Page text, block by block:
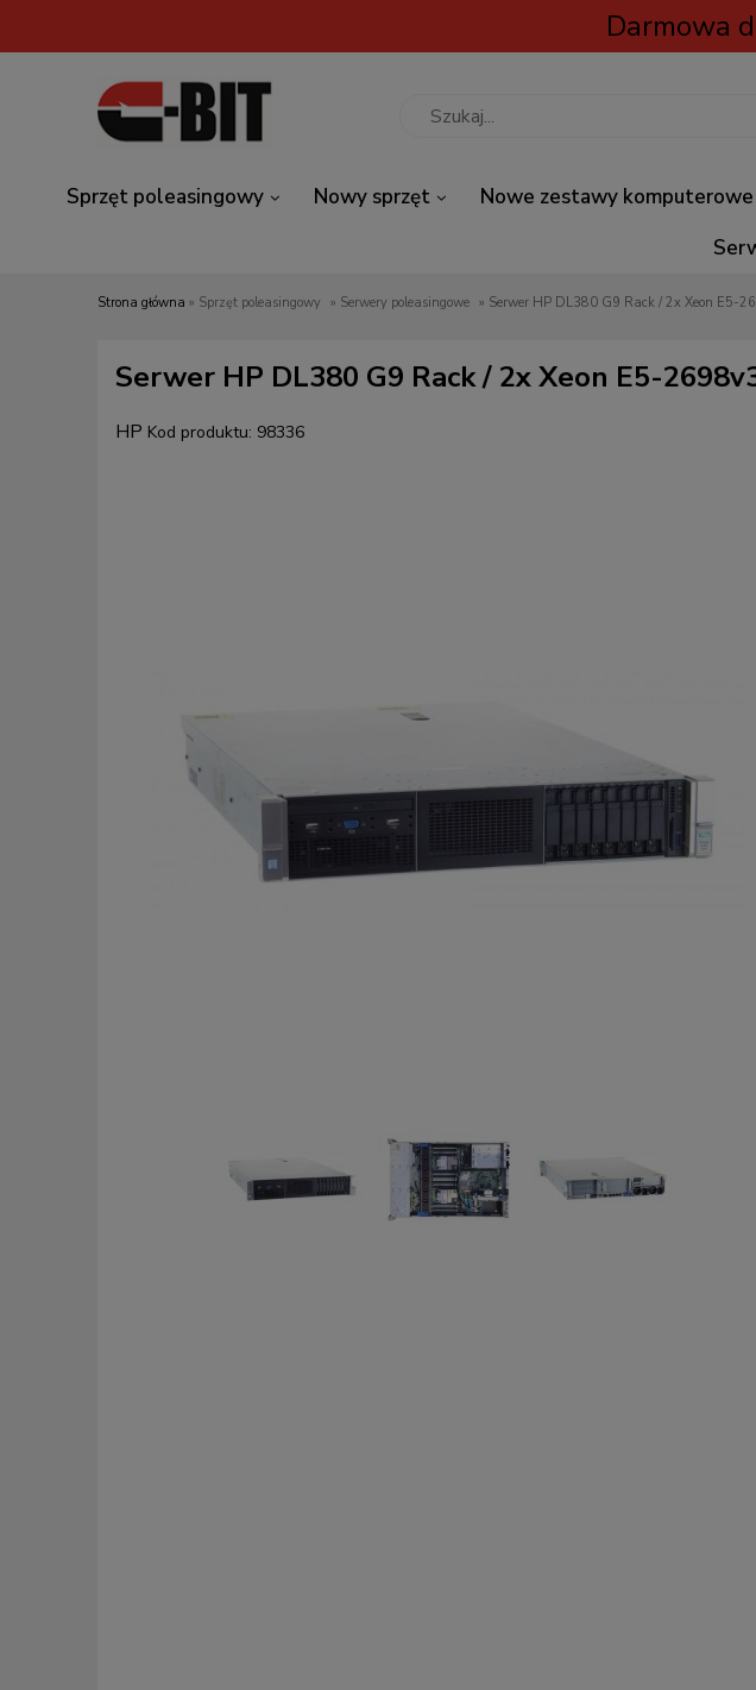
Darmowa
Sprzęt poleasingowy Nowy sprzęt Nowe zestawy komputerowe
Strona główna » Sprzęt poleasingowy » Serwery poleasingowe » Serwer HP DL380 G9 Rack / 2x Xeon E5-
Serwer HP DL380 G9 Rack / 2x Xeon E5-
HP Kod produktu: 98336